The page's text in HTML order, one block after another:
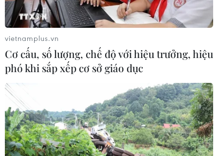
vietnamplus.vn
Cơ cấu, số lượng, chế độ với hiệu trưởng, hiệu
phó khi sắp xếp cơ sở giáo dục